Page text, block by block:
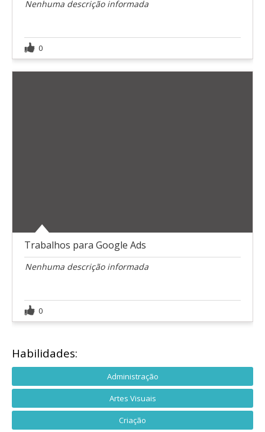
Nenhuma descrição informada
0
Trabalhos para Google Ads
Nenhuma descrição informada
0
Habilidades:
Administração
Artes Visuais
Criação